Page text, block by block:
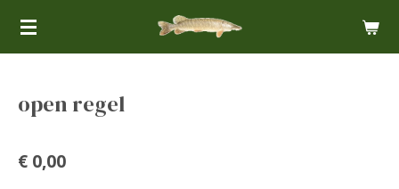
Ga
hoofdinhoud
open regel
€ 0,00